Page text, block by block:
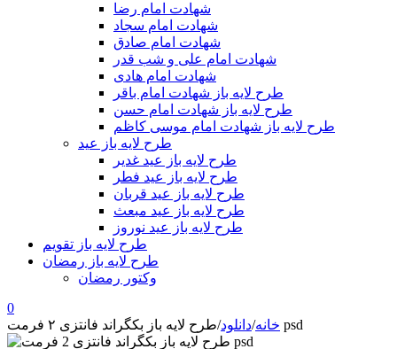
شهادت امام رضا
شهادت امام سجاد
شهادت امام صادق
شهادت امام علی و شب قدر
شهادت امام هادی
طرح لایه باز شهادت امام باقر
طرح لایه باز شهادت امام حسن
طرح لایه باز شهادت امام موسی کاظم
طرح لایه باز عید
طرح لایه باز عید غدیر
طرح لایه باز عید فطر
طرح لایه باز عید قربان
طرح لایه باز عید مبعث
طرح لایه باز عید نوروز
طرح لایه باز تقویم
طرح لایه باز رمضان
وکتور رمضان
0
خانه/دانلود/ طرح لایه باز بکگراند فانتزی ۲ فرمت psd